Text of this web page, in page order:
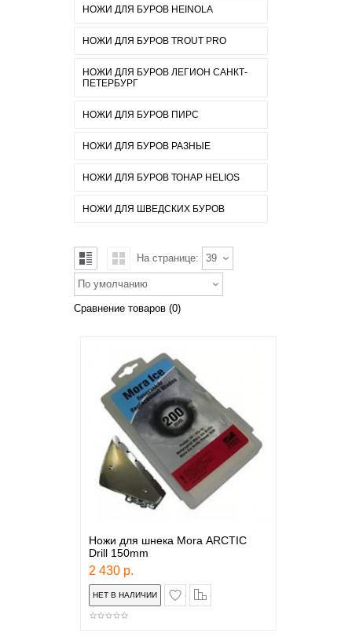
НОЖИ ДЛЯ БУРОВ HEINOLA
НОЖИ ДЛЯ БУРОВ TROUT PRO
НОЖИ ДЛЯ БУРОВ ЛЕГИОН САНКТ-
ПЕТЕРБУРГ
НОЖИ ДЛЯ БУРОВ ПИРС
НОЖИ ДЛЯ БУРОВ РАЗНЫЕ
НОЖИ ДЛЯ БУРОВ ТОНАР HELIOS
НОЖИ ДЛЯ ШВЕДСКИХ БУРОВ
На странице: 39
По умолчанию
Сравнение товаров (0)
Ножи для шнека Моrа ARCTIC
Drill 150mm
2 430 р.
в закладки